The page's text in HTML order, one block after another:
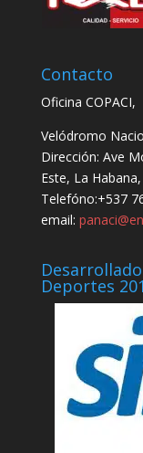
Contacto
Oficina COPACI,
Velódromo
Dirección: Ave
Este, La
Telefóno:+537
email:
Deportes